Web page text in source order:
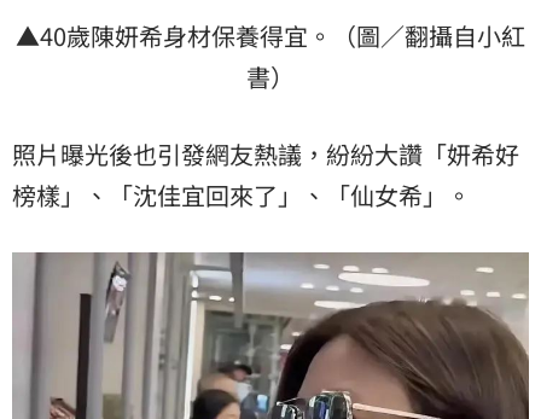
▲40歲陳妍希身材保養得宜。（圖／翻攝自小紅
書）
照片曝光後也引發網友熱議，紛紛大讚「妍希好
榜樣」、「沈佳宜回來了」、「仙女希」。